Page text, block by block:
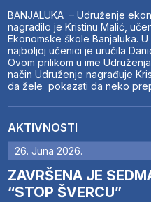
BANJALUKA – Udruženje
nagradilo je Kristinu Malić,
Ekonomske škole Banjaluka.
najboljoj učenici je uručila
Ovom prilikom u ime
način Udruženje nagrađuje
da žele pokazati da neko
AKTIVNOSTI
26. Juna 2026.
ZAVRŠENA JE
“STOP ŠVERCU”